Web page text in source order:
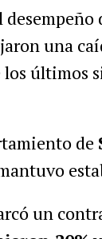
una
últimos
de
un